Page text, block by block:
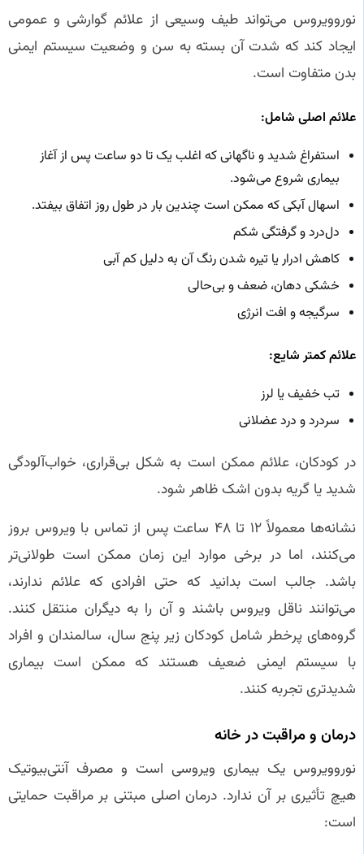
نوروویروس می‌تواند طیف وسیعی از علائم گوارشی و عمومی
ایجاد کند که شدت آن بسته به سن و وضعیت سیستم ایمنی
بدن متفاوت است.
علائم اصلی شامل:
استفراغ شدید و ناگهانی که اغلب یک تا دو ساعت پس از آغاز
بیماری شروع می‌شود.
اسهال آبکی که ممکن است چندین بار در طول روز اتفاق بیفتد.
دل‌درد و گرفتگی شکم
کاهش ادرار یا تیره شدن رنگ آن به دلیل کم آبی
خشکی دهان، ضعف و بی‌حالی
سرگیجه و افت انرژی
علائم کمتر شایع:
تب خفیف یا لرز
سردرد و درد عضلانی
در کودکان، علائم ممکن است به شکل بی‌قراری، خواب‌آلودگی
شدید یا گریه بدون اشک ظاهر شود.
نشانه‌ها معمولاً ۱۲ تا ۴۸ ساعت پس از تماس با ویروس بروز
می‌کنند، اما در برخی موارد این زمان ممکن است طولانی‌تر
باشد. جالب است بدانید که حتی افرادی که علائم ندارند،
می‌توانند ناقل ویروس باشند و آن را به دیگران منتقل کنند.
گروه‌های پرخطر شامل کودکان زیر پنج سال، سالمندان و افراد
با سیستم ایمنی ضعیف هستند که ممکن است بیماری
شدیدتری تجربه کنند.
درمان و مراقبت در خانه
نوروویروس یک بیماری ویروسی است و مصرف آنتی‌بیوتیک
هیچ تأثیری بر آن ندارد. درمان اصلی مبتنی بر مراقبت حمایتی
است: